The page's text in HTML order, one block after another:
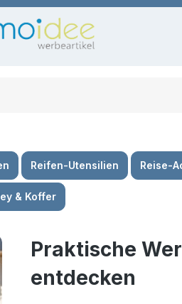
Reifen-Utensilien Reise-
& Koffer
Praktische
entdecken